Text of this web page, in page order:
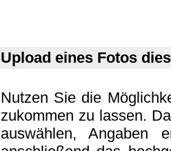
Upload eines Fotos
Nutzen Sie die
zukommen zu lassen.
auswählen, Angaben